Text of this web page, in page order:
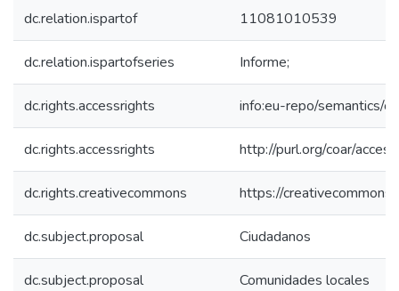
dc.relation.ispartof 11081010539
dc.relation.ispartofseries Informe;
dc.rights.accessrights info:eu-repo/semantics/
dc.rights.accessrights http://purl.org/coar/
dc.rights.creativecommons https://
dc.subject.proposal Ciudadanos
dc.subject.proposal Comunidades locales